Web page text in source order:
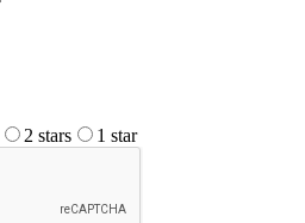
2 stars 1 star